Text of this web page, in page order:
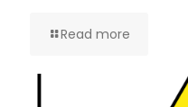
Read more